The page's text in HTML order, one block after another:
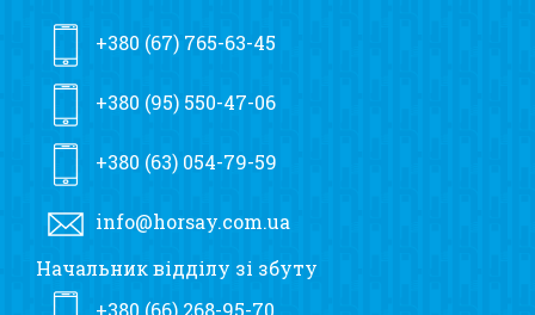
+380 (67) 765-63-45
+380 (95) 550-47-06
+380 (63) 054-79-59
info@horsay.com.ua
Начальник відділу зі збуту
+380 (66) 268-95-70